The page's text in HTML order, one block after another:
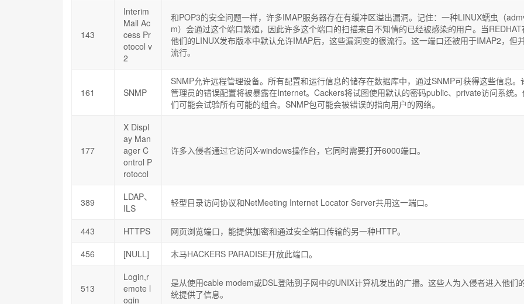
143
Interim
Mail Ac
cess Pr
otocol v
2
和POP3的安全问题一样，许多IMAP服务器存在有缓冲区溢出漏洞。记住：一种LINUX蠕虫（
m）会通过这个端口繁殖，因此许多这个端口的扫描来自不知情的已经被感染的用户。当REDHAT
他们的LINUX发布版本中默认允许IMAP后，这些漏洞变的很流行。这一端口还被用于IMAP2，但
流行。
161 SNMP
SNMP允许远程管理设备。所有配置和运行信息的储存在数据库中，通过SNMP可获得这些信息。
管理员的错误配置将被暴露在Internet。Cackers将试图使用默认的密码public、private访问系统
们可能会试验所有可能的组合。SNMP包可能会被错误的指向用户的网络。
177
X Displ
ay Man
ager C
ontrol P
rotocol
许多入侵者通过它访问X-windows操作台，它同时需要打开6000端口。
389
LDAP、
ILS
轻型目录访问协议和NetMeeting Internet Locator Server共用这一端口。
443 HTTPS
网页浏览端口，能提供加密和通过安全端口传输的另一种HTTP。
456
[NULL] 木马HACKERS PARADISE开放此端口。
513
Login,r
emote l
ogin
是从使用cable modem或DSL登陆到子网中的UNIX计算机发出的广播。这些人为入侵者进入他们
统提供了信息。